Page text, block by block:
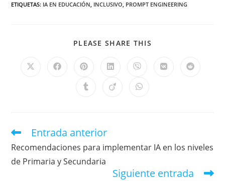
ETIQUETAS: IA EN EDUCACIÓN, INCLUSIVO, PROMPT ENGINEERING
PLEASE SHARE THIS
Entrada anterior
Recomendaciones para implementar IA en los niveles
de Primaria y Secundaria
Siguiente entrada